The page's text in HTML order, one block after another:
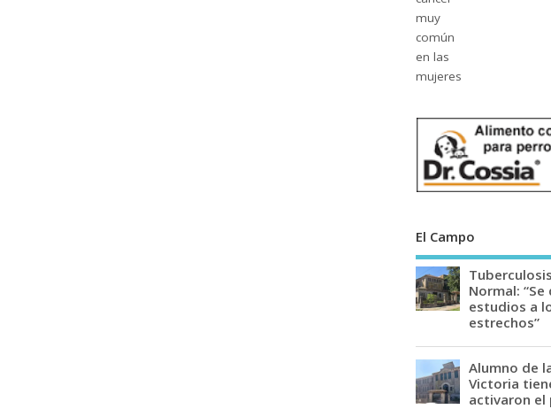
El Campo
Normal:
estudios a
estrechos”
Alumno de
Victoria
activaron